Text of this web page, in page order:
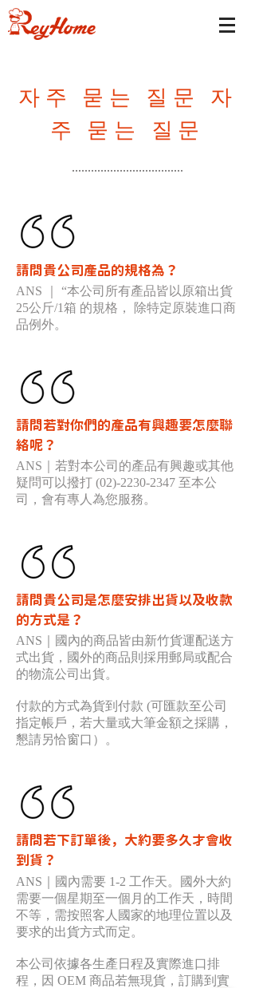
자주 묻는 질문 자
주 묻는 질문
請問貴公司產品的規格為？
ANS ｜ “本公司所有產品皆以原箱出貨
25公斤/1箱 的規格， 除特定原裝進口商
品例外。
請問若對你們的產品有興趣要怎麼聯
絡呢？
ANS｜若對本公司的產品有興趣或其他
疑問可以撥打 (02)-2230-2347 至本公
司，會有專人為您服務。
請問貴公司是怎麼安排出貨以及收款
的方式是？
ANS｜國內的商品皆由新竹貨運配送方
式出貨，國外的商品則採用郵局或配合
的物流公司出貨。
付款的方式為貨到付款 (可匯款至公司
指定帳戶，若大量或大筆金額之採購，
懇請另恰窗口）。
請問若下訂單後，大約要多久才會收
到貨？
ANS｜國內需要 1-2 工作天。國外大約
需要一個星期至一個月的工作天，時間
不等，需按照客人國家的地理位置以及
要求的出貨方式而定。
本公司依據各生產日程及實際進口排
程，因 OEM 商品若無現貨，訂購到實